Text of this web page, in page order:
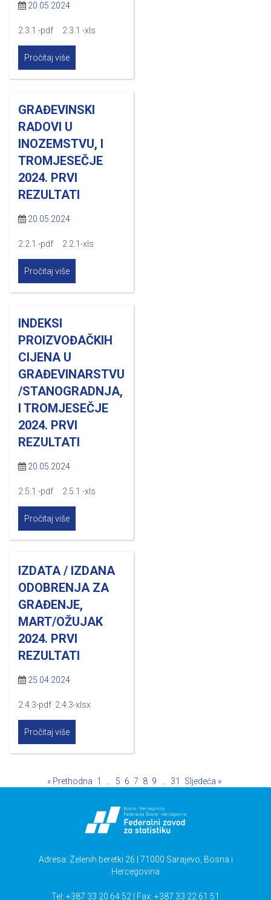
20.05.2024
2.3.1 -pdf 2.3.1 -xls
Pročitaj više
GRAĐEVINSKI
RADOVI U
INOZEMSTVU, I
TROMJESEČJE
2024. PRVI
REZULTATI
20.05.2024
2.2.1 -pdf 2.2.1-xls
Pročitaj više
INDEKSI
PROIZVOĐAČKIH
CIJENA U
GRAĐEVINARSTVU
/STANOGRADNJA,
I TROMJESEČJE
2024. PRVI
REZULTATI
20.05.2024
2.5.1 -pdf 2.5.1 -xls
Pročitaj više
IZDATA / IZDANA
ODOBRENJA ZA
GRAĐENJE,
MART/OŽUJAK
2024. PRVI
REZULTATI
25.04.2024
2.4.3-pdf 2.4.3-xlsx
Pročitaj više
« Prethodna 1 5 6 7 8 9 31 Sljedeća »
Adresa: Zelenih beretki 26 | 71000 Sarajevo, Bosna i
Hercegovina
Tel: +387 33 20 64 52 | Fax: +387 33 22 61 51